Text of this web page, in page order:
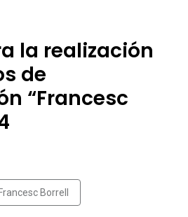
la realización
de
“Francesc
Borrell